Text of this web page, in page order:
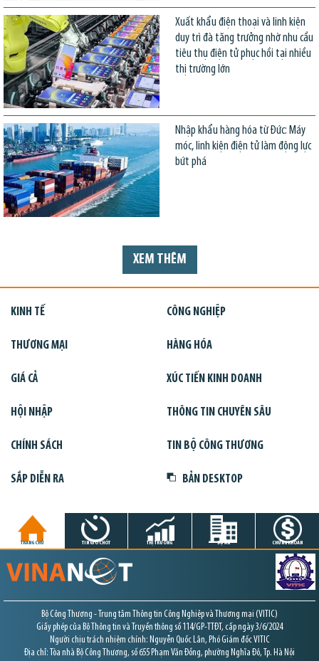
Xuất khẩu điện thoại và linh kiện
duy trì đà tăng trưởng nhờ nhu cầu
tiêu thụ điện tử phục hồi tại nhiều
thị trường lớn
Nhập khẩu hàng hóa từ Đức: Máy
móc, linh kiện điện tử làm động lực
bứt phá
XEM THÊM
KINH TẾ CÔNG NGHIỆP
THƯƠNG MẠI HÀNG HÓA
GIÁ CẢ XÚC TIẾN KINH DOANH
HỘI NHẬP THÔNG TIN CHUYÊN SÂU
CHÍNH SÁCH TIN BỘ CÔNG THƯƠNG
SẮP DIỄN RA BẢN DESKTOP
TRANG CHỦ TIN GIỜ CHÓT THỊ TRƯỜNG DỰ ÁN CHỨNG KHOÁN
Bộ Công Thương - Trung tâm Thông tin Công Nghiệp và Thương mại (VITIC)
Giấy phép của Bộ Thông tin và Truyền thông số 114/GP-TTĐT, cấp ngày 3/6/2024
Người chịu trách nhiệm chính: Nguyễn Quốc Lân, Phó Giám đốc VITIC
Địa chỉ: Tòa nhà Bộ Công Thương, số 655 Phạm Văn Đồng, phường Nghĩa Đô, Tp. Hà Nội